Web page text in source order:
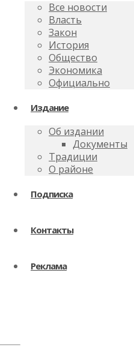
Все новости
Власть
Закон
История
Общество
Экономика
Официально
Издание
Об издании
Документы
Традиции
О районе
Подписка
Контакты
Реклама